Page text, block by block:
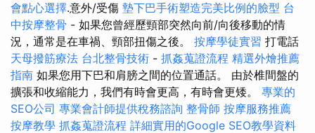
會點心選擇.意外/受傷 墊下巴手術塑造完美比例的臉型 台
中按摩整骨 - 如果您曾經歷頸部突然向前/向後移動的情
況，通常是在車禍、頸部扭傷之後。 按摩學徒實習 打電話
天母撥筋療法 台北整骨技術 - 抓姦蒐證流程 精選外燴推薦
指南 如果您用下巴和肩膀之間的位置通話。 由於椎間盤的
擴張和收縮能力，我們有時會更高，有時會更矮。 專業的
SEO公司 專業會計師提供稅務諮詢 整骨師 按摩服務推薦
按摩教學 抓姦蒐證流程 詳細實用的Google SEO教學資料